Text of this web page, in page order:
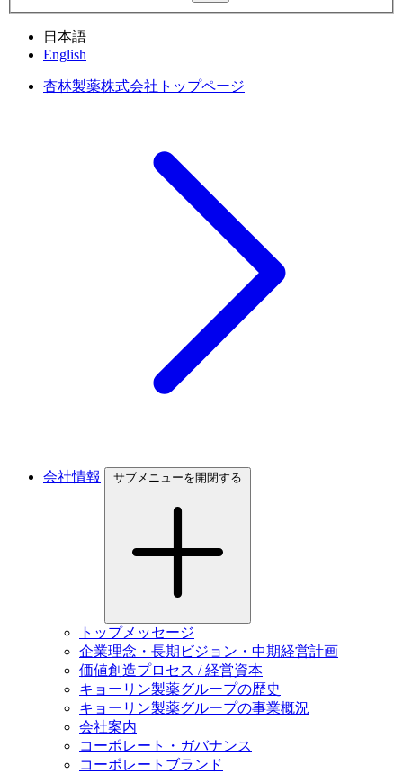
日本語
English
杏林製薬株式会社トップページ
会社情報 サブメニューを開閉する
トップメッセージ
企業理念・長期ビジョン・中期経営計画
価値創造プロセス / 経営資本
キョーリン製薬グループの歴史
キョーリン製薬グループの事業概況
会社案内
コーポレート・ガバナンス
コーポレートブランド